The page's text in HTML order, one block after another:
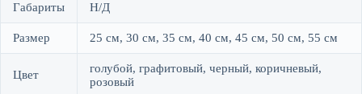
Габариты Н/Д
Размер 25 см, 30 см, 35 см, 40 см, 45 см, 50 см, 55 см
Цвет
голубой, графитовый, черный, коричневый,
розовый